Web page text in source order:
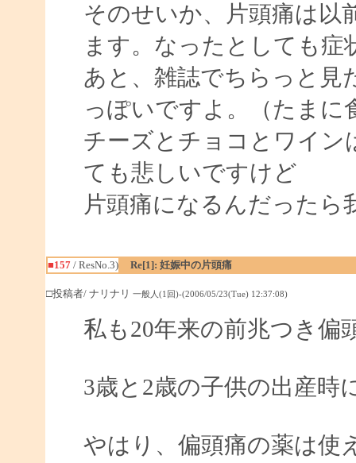
そのせいか、片頭痛は以
ます。なったとしても
あと、雑誌でちらっと見
っぽいですよ。（たまに
チーズとチョコとワイン
ても悲しいですけど
片頭痛になるんだった
■157/ ResNo.3) Re[1]: 妊娠中の片頭痛
□投稿者/ ナリナリ 一般人(1回)-(2006/05/23(Tue) 12:37:08)
私も20年来の前兆つき偏
3歳と2歳の子供の出産時
やはり、偏頭痛の薬は使